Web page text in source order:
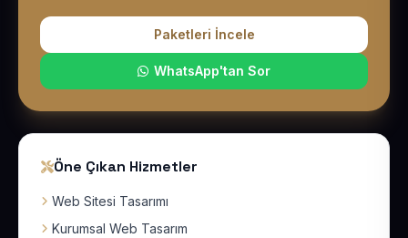
Paketleri İncele
WhatsApp'tan Sor
Öne Çıkan Hizmetler
Web Sitesi Tasarımı
Kurumsal Web Tasarım